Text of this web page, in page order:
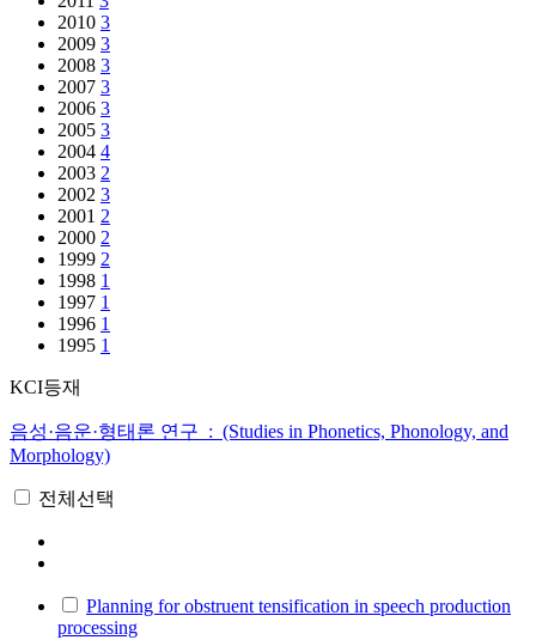
2010 3
2009 3
2008 3
2007 3
2006 3
2005 3
2004 4
2003 2
2002 3
2001 2
2000 2
1999 2
1998 1
1997 1
1996 1
1995 1
KCI등재
음성·음운·형태론 연구 : (Studies in Phonetics, Phonology, and
Morphology)
전체선택
Planning for obstruent tensification in speech production
processing